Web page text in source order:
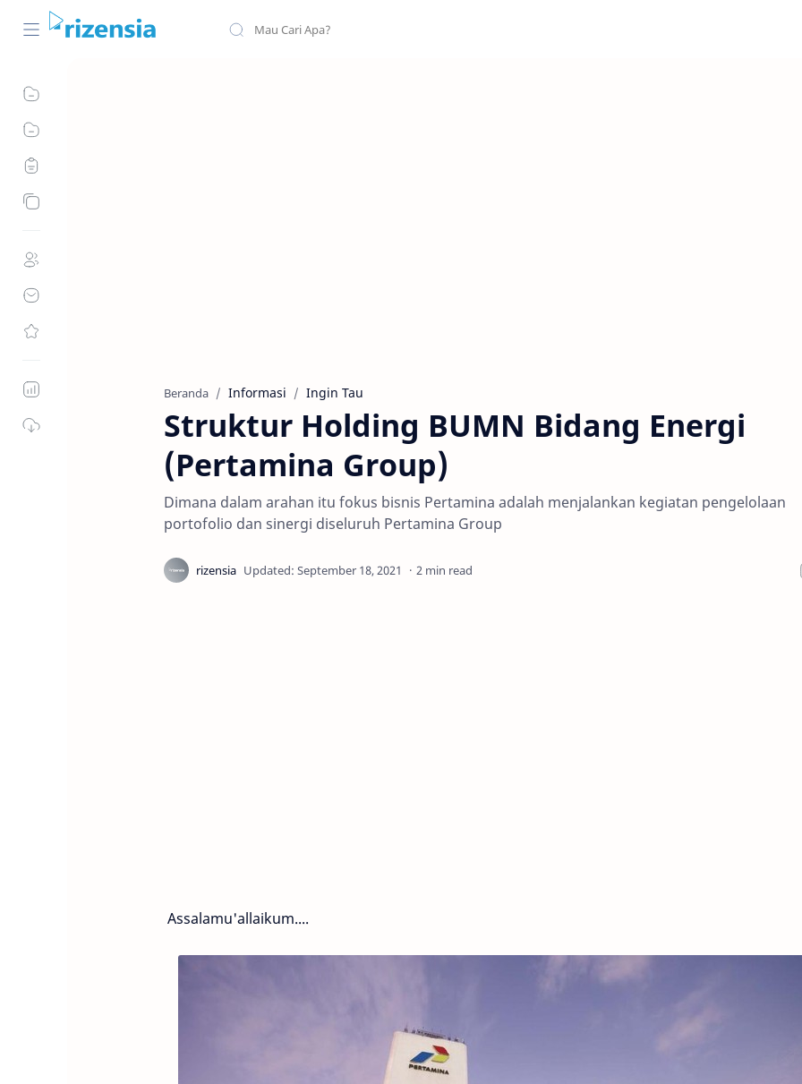
Beranda Informasi Ingin Tau
Struktur Holding BUMN Bidang Energi
(Pertamina Group)
Dimana dalam arahan itu fokus bisnis Pertamina adalah menjalankan kegiatan pengelolaan
portofolio dan sinergi diseluruh Pertamina Group
2 min read
Assalamu'allaikum....